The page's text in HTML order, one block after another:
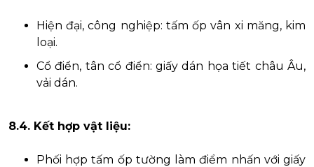
Hiện đại, công nghiệp: tấm ốp vân xi măng, kim
loại.
Cổ điển, tân cổ điển: giấy dán họa tiết châu Âu,
vải dán.
8.4. Kết hợp vật liệu:
Phối hợp tấm ốp tường làm điểm nhấn với giấy